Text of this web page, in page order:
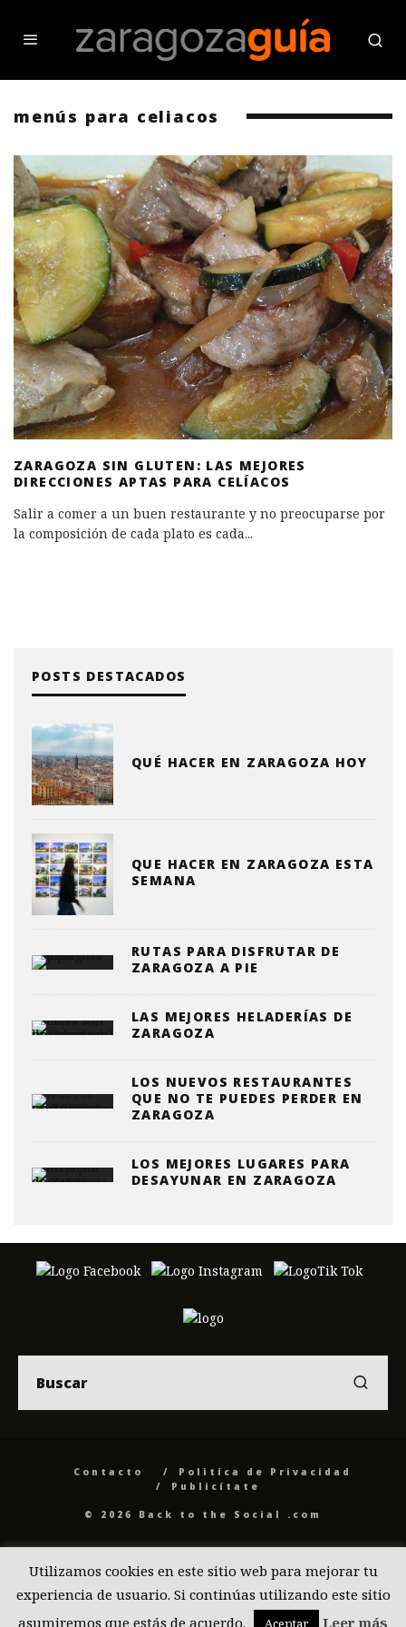
menús para celiacos
ZARAGOZA SIN GLUTEN: LAS MEJORES
DIRECCIONES APTAS PARA CELÍACOS
Salir a comer a un buen restaurante y no preocuparse por
la composición de cada plato es cada...
POSTS DESTACADOS
QUÉ HACER EN ZARAGOZA HOY
QUE HACER EN ZARAGOZA ESTA
SEMANA
RUTAS PARA DISFRUTAR DE
ZARAGOZA A PIE
LAS MEJORES HELADERÍAS DE
ZARAGOZA
LOS NUEVOS RESTAURANTES
QUE NO TE PUEDES PERDER EN
ZARAGOZA
LOS MEJORES LUGARES PARA
DESAYUNAR EN ZARAGOZA
Contacto
Politica de Privacidad
Publicítate
© 2026 Back to the Social .com
Utilizamos cookies en este sitio web para mejorar tu
experiencia de usuario. Si continúas utilizando este sitio
asumiremos que estás de acuerdo.
Aceptar Leer más